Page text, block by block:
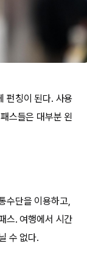
펀칭이 된다. 사용
스들은 대부분 왼
수단을 이용하고,
스. 여행에서 시간
수 없다.